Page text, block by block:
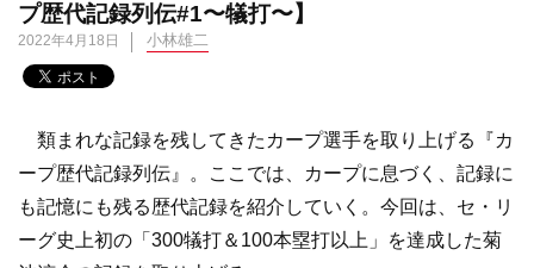
プ歴代記録列伝#1〜犠打〜】
2022年4月18日 小林雄二
類まれな記録を残してきたカープ選手を取り上げる『カ
ープ歴代記録列伝』。ここでは、カープに息づく、記録に
も記憶にも残る歴代記録を紹介していく。今回は、セ・リ
ーグ史上初の「300犠打＆100本塁打以上」を達成した菊